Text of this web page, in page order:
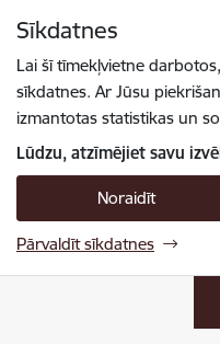
Sīkdatnes
Lai šī tīmekļvietne
sīkdatnes. Ar Jūsu
izmantotas statistikas un
Lūdzu, atzīmējiet savu
Noraidīt
Pārvaldīt sīkdatnes